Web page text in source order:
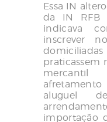
Essa IN
da IN RFB
indicava
inscrever
praticassem
mercantil
aluguel
importação